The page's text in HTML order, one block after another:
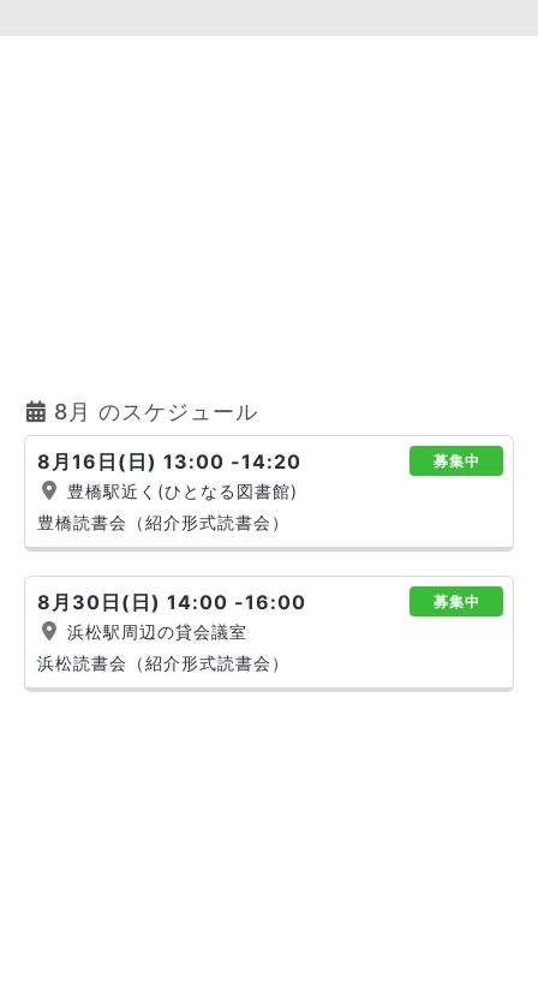
8月 のスケジュール
8月16日(日) 13:00 -14:20 募集中
豊橋駅近く(ひとなる図書館)
豊橋読書会（紹介形式読書会）
8月30日(日) 14:00 -16:00 募集中
浜松駅周辺の貸会議室
浜松読書会（紹介形式読書会）